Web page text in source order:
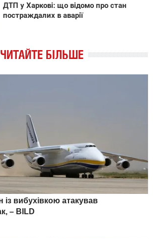
ДТП у Харкові: що відомо про стан
постраждалих в аварії
ЧИТАЙТЕ БІЛЬШЕ